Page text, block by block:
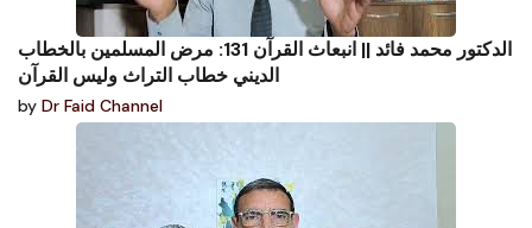
الدكتور محمد فائد || انبعاث القرآن 131: مرض المسلمين بالخطاب
الديني خطاب التراث وليس القرآن
by Dr Faid Channel